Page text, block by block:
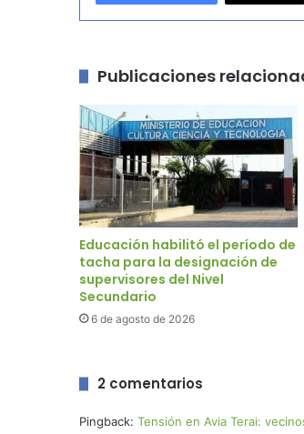
Publicaciones
Educación habilitó el período de
tacha para la designación de
supervisores del Nivel
Secundario
6 de agosto de 2026
2 comentarios
Pingback: Tensión en Avia Terai: